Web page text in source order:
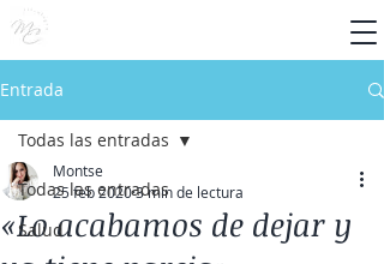
Entrada
Todas las entradas
Salud
Todas las entradas
«Lo acabamos de dejar y
Montse
25 feb 20203 min de lectura